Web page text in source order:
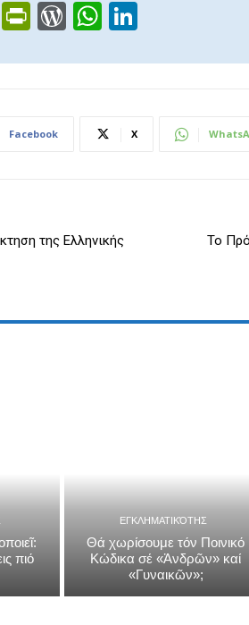
E
Pr
tF
e
W
d
W
at
A
k
Facebook X
της Ελληνικής
Το
πιό
ΕΓΚΛΗΜΑΤΙΚΌΤΗΣ
Θά χωρίσουμε τόν Ποινικό
Κώδικα σέ «Ἀνδρῶν» καί
«Γυναικῶν»;